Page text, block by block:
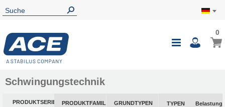
0
Schwingungstechnik
PRODUKTSERIEN PRODUKTFAMILIENGRUNDTYPEN TYPEN
Belastung